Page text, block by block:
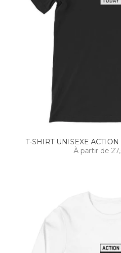
T-SHIRT UNISEXE
À partir de